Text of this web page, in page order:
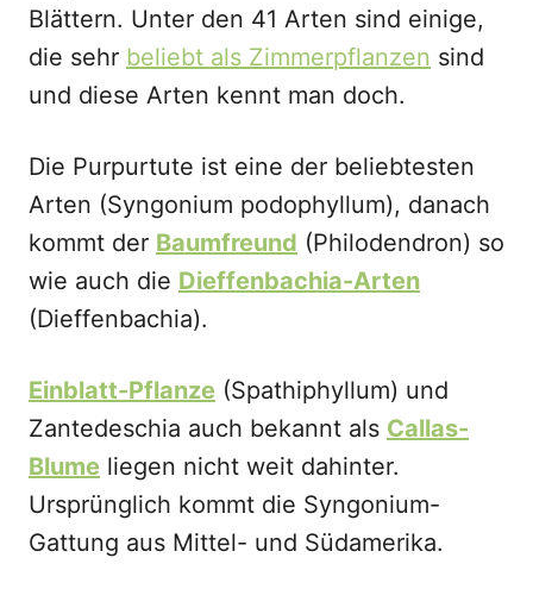
Blättern. Unter den 41 Arten sind einige,
die sehr beliebt als Zimmerpflanzen sind
und diese Arten kennt man doch.
Die Purpurtute ist eine der beliebtesten
Arten (Syngonium podophyllum), danach
kommt der Baumfreund (Philodendron) so
wie auch die Dieffenbachia-Arten
(Dieffenbachia).
Einblatt-Pflanze (Spathiphyllum) und
Zantedeschia auch bekannt als Callas-
Blume liegen nicht weit dahinter.
Ursprünglich kommt die Syngonium-
Gattung aus Mittel- und Südamerika.